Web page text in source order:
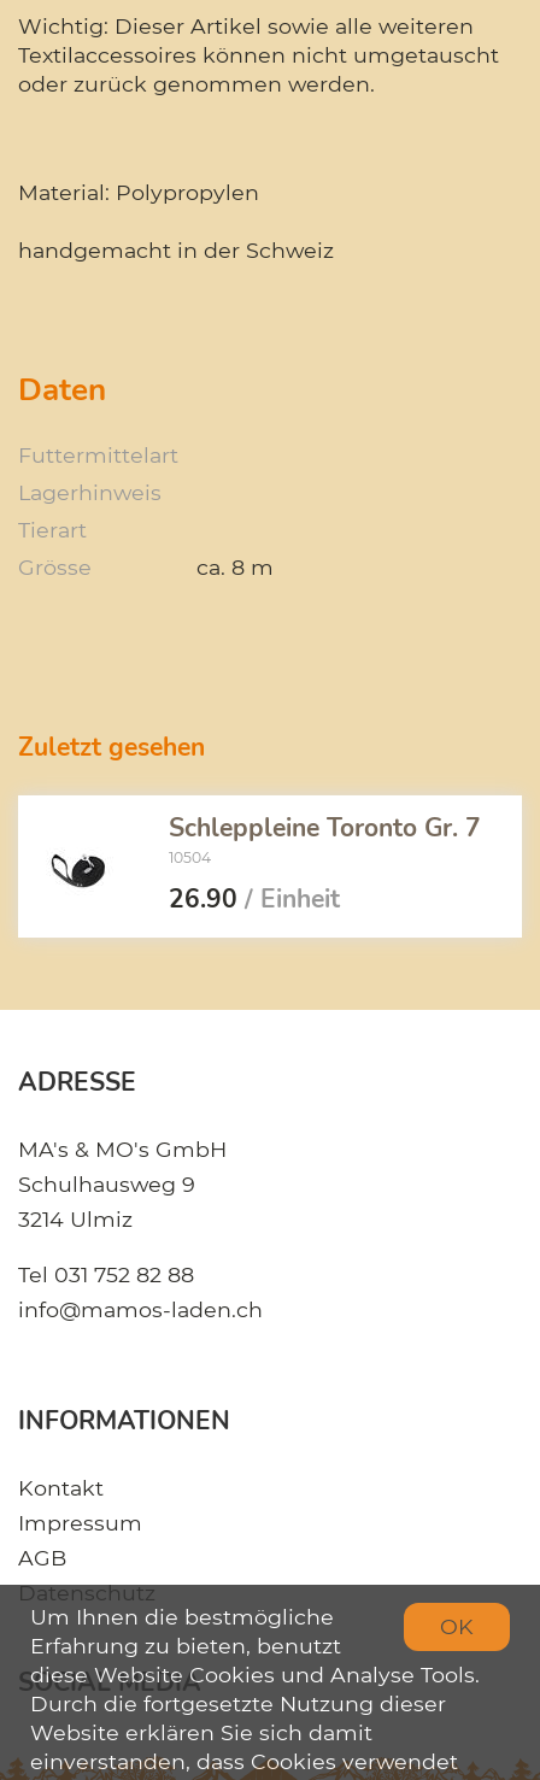
Wichtig: Dieser Artikel sowie alle weiteren
Textilaccessoires können nicht umgetauscht
oder zurück genommen werden.
Material: Polypropylen
handgemacht in der Schweiz
Daten
Futtermittelart
Lagerhinweis
Tierart
Grösse
ca. 8 m
Zuletzt gesehen
Schleppleine Toronto Gr. 7
10504
26.90 / Einheit
ADRESSE
MA's & MO's GmbH
Schulhausweg 9
3214 Ulmiz
Tel 031 752 82 88
info@mamos-laden.ch
INFORMATIONEN
Kontakt
Impressum
AGB
Datenschutz
SOCIAL MEDIA
OK
Um Ihnen die bestmögliche
Erfahrung zu bieten, benutzt
diese Website Cookies und Analyse Tools.
Durch die fortgesetzte Nutzung dieser
Website erklären Sie sich damit
einverstanden, dass Cookies verwendet